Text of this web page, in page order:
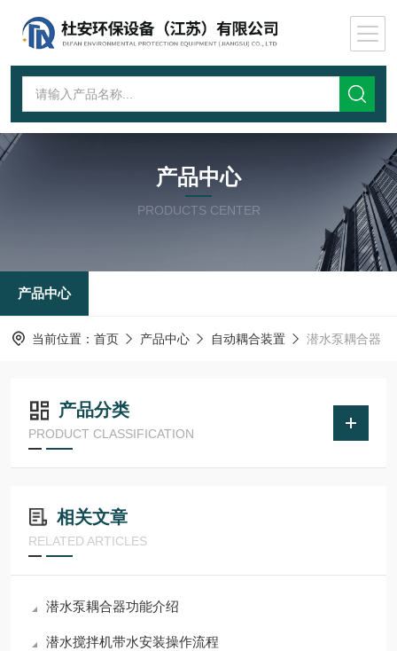
产品中心
PRODUCTS CENTER
产品中心
当前位置： 首页 产品中心 自动耦合装置 潜水泵耦合器
产品分类
PRODUCT CLASSIFICATION
相关文章
RELATED ARTICLES
潜水泵耦合器功能介绍
潜水搅拌机带水安装操作流程